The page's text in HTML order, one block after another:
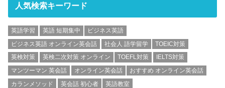
人気検索キーワード
英語学習 英語 短期集中
ビジネス英語
ビジネス英語 オンライン英会話
社会人 語学留学
TOEIC対策
英検対策
英検二次対策 オンライン TOEFL対策
IELTS対策
マンツーマン 英会話
オンライン英会話
おすすめ オンライン英会話
カランメソッド
英会話 初心者
英語教室